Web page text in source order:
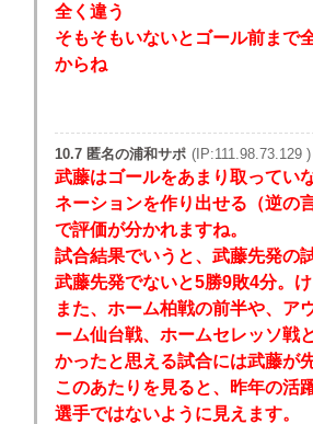
全く違う
そもそもいないとゴール前まで
からね
10.7 匿名の浦和サポ (IP:111.98.73.129 )
武藤はゴールをあまり取ってい
ネーションを作り出せる（逆の
で評価が分かれますね。
試合結果でいうと、武藤先発の
武藤先発でないと5勝9敗4分。け
また、ホーム柏戦の前半や、ア
ーム仙台戦、ホームセレッソ戦
かったと思える試合には武藤が
このあたりを見ると、昨年の活
選手ではないように見えます。